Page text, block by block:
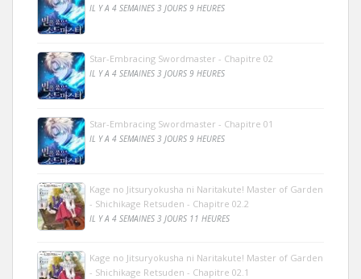
IL Y A 4 SEMAINES 3 JOURS 9 HEURES
Star-Embracing Swordmaster - Chapitre 02
IL Y A 4 SEMAINES 3 JOURS 9 HEURES
Star-Embracing Swordmaster - Chapitre 01
IL Y A 4 SEMAINES 3 JOURS 9 HEURES
Kage no Jitsuryokusha ni Naritakute! Master of Garden
- Shichikage Retsuden - Chapitre 02.2
IL Y A 4 SEMAINES 3 JOURS 11 HEURES
Kage no Jitsuryokusha ni Naritakute! Master of Garden
- Shichikage Retsuden - Chapitre 02.1